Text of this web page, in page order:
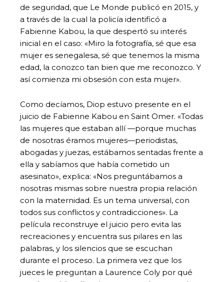
de seguridad, que Le Monde publicó en 2015, y
a través de la cual la policía identificó a
Fabienne Kabou, la que despertó su interés
inicial en el caso: «Miro la fotografía, sé que esa
mujer es senegalesa, sé que tenemos la misma
edad, la conozco tan bien que me reconozco. Y
así comienza mi obsesión con esta mujer».
Como decíamos, Diop estuvo presente en el
juicio de Fabienne Kabou en Saint Omer. «Todas
las mujeres que estaban allí —porque muchas
de nosotras éramos mujeres—periodistas,
abogadas y juezas, estábamos sentadas frente a
ella y sabíamos que había cometido un
asesinato», explica: «Nos preguntábamos a
nosotras mismas sobre nuestra propia relación
con la maternidad. Es un tema universal, con
todos sus conflictos y contradicciones». La
película reconstruye el juicio pero evita las
recreaciones y encuentra sus pilares en las
palabras, y los silencios que se escuchan
durante el proceso. La primera vez que los
jueces le preguntan a Laurence Coly por qué